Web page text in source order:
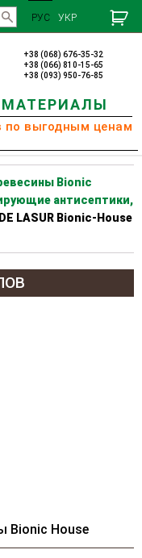
РУС УКР
+38 (068) 676-35-32
+38 (066) 810-15-65
+38 (093) 950-76-85
по выгодным ценам
Bionic
антисептики,
LASUR Bionic-House
Bionic House